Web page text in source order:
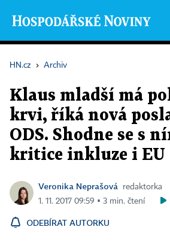
HN.cz › Archiv
Klaus mladší má
krvi, říká nová
ODS. Shodne se s
kritice inkluze i EU
Veronika Neprašová
redaktorka
1. 11. 2017 09:59 ▪ 3 min. čtení
ODEBÍRAT AUTORKU